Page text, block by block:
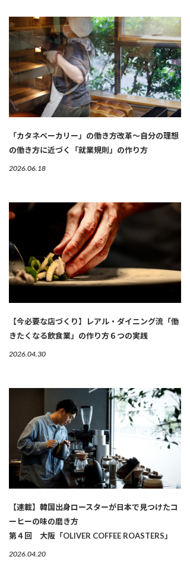
「カタネベーカリー」の働き方改革～自分の理想
の働き方に近づく「就業規則」の作り方
2026.06.18
【今必要な店づくり】レアル・ダイニング流「働
きたくなる飲食業」の作り方６つの実践
2026.04.30
【連載】韓国出身ロースターが日本で見つけたコ
ーヒーの味の磨き方
第４回 大阪「OLIVER COFFEE ROASTERS」
2026.04.20